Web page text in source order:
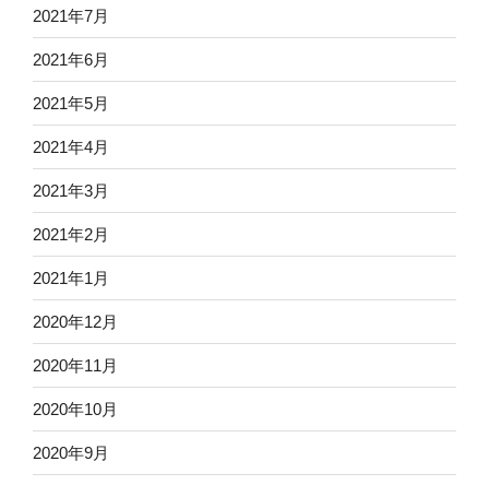
2021年7月
2021年6月
2021年5月
2021年4月
2021年3月
2021年2月
2021年1月
2020年12月
2020年11月
2020年10月
2020年9月